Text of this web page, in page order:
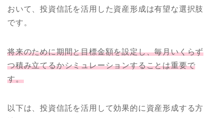
おいて、投資信託を活用した資産形成は有望な選択肢
です。
将来のために期間と目標金額を設定し、毎月いくらず
つ積み立てるかシミュレーションすることは重要で
す。
以下は、投資信託を活用して効果的に資産形成する方